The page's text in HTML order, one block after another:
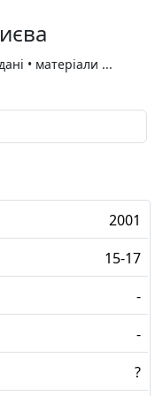
• матеріали ...
2001
15-17
-
-
?